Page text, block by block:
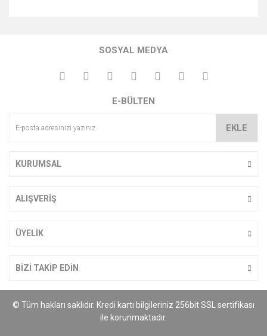
kullanarak tarafımıza iletebilirsiniz.
Görüş ve önerileriniz için teşekkür ederiz.
Ürün açıklamasında eksik bilgiler bulunuyor.
SOSYAL MEDYA
E-BÜLTEN
EKLE
KURUMSAL
ALIŞVERİŞ
ÜYELİK
BİZİ TAKİP EDİN
© Tüm hakları saklıdır. Kredi kartı bilgileriniz 256bit SSL sertifikası
ile korunmaktadır.